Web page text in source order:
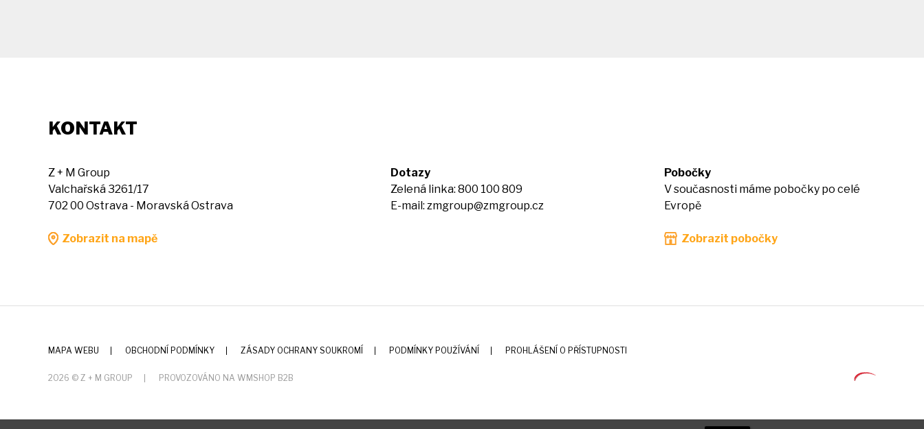
KONTAKT
Z + M Group
Valchařská 3261/17
702 00 Ostrava - Moravská Ostrava
Zobrazit na mapě
Dotazy
Zelená linka: 800 100 809
E-mail: zmgroup@zmgroup.cz
Pobočky
V současnosti máme pobočky po celé
Evropě
Zobrazit pobočky
MAPA WEBU OBCHODNÍ PODMÍNKY ZÁSADY OCHRANY SOUKROMÍ PODMÍNKY POUŽÍVÁNÍ PROHLÁŠENÍ O PŘÍSTUPNOSTI
2026 © Z + M GROUP PROVOZOVÁNO NA WMSHOP B2B